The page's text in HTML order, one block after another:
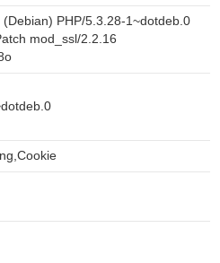
PHP/5.3.28-1~dotdeb.0
mod_ssl/2.2.16